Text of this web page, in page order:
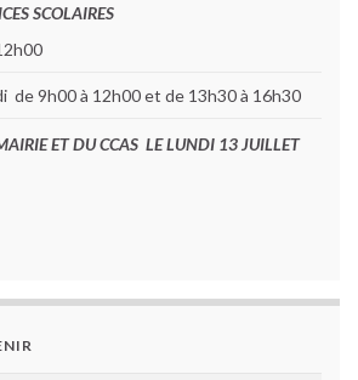
SCOLAIRES
de 9h00 à 12h00 et de 13h30 à 16h30
ET DU CCAS LE LUNDI 13 JUILLET